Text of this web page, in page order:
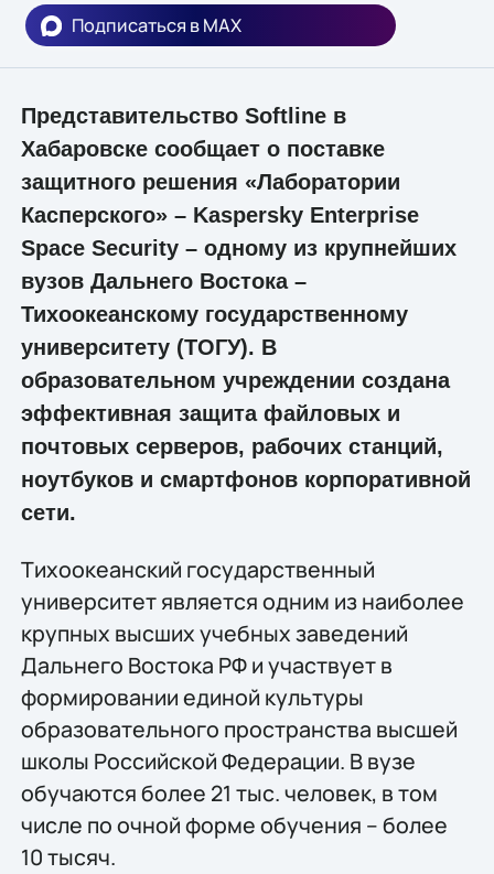
Подписаться в MAX
Представительство Softline в
Хабаровске сообщает о поставке
защитного решения «Лаборатории
Касперского» – Kaspersky Enterprise
Space Security – одному из крупнейших
вузов Дальнего Востока –
Тихоокеанскому государственному
университету (ТОГУ). В
образовательном учреждении создана
эффективная защита файловых и
почтовых серверов, рабочих станций,
ноутбуков и смартфонов корпоративной
сети.
Тихоокеанский государственный
университет является одним из наиболее
крупных высших учебных заведений
Дальнего Востока РФ и участвует в
формировании единой культуры
образовательного пространства высшей
школы Российской Федерации. В вузе
обучаются более 21 тыс. человек, в том
числе по очной форме обучения – более
10 тысяч.